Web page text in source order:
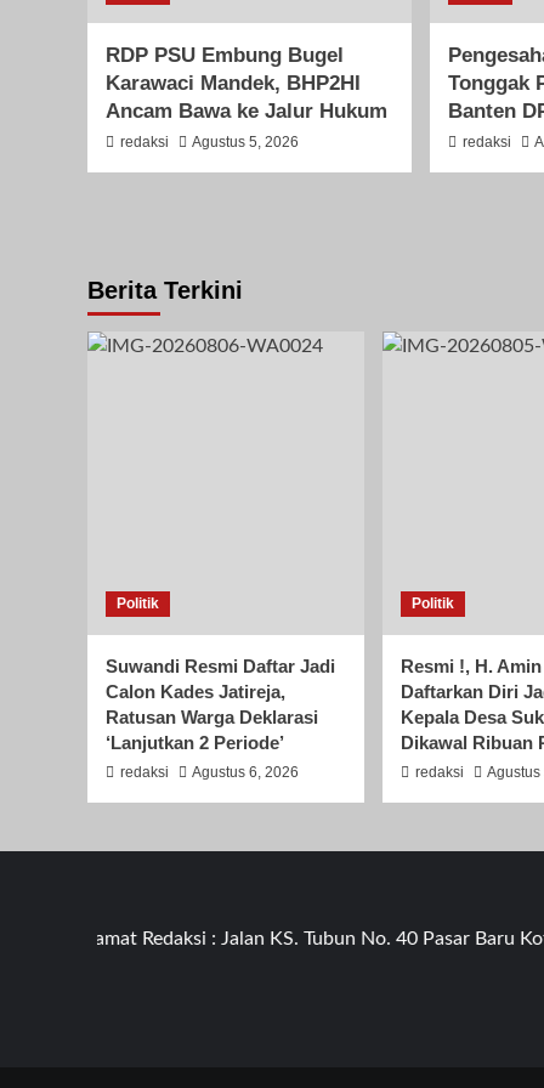
RDP PSU Embung Bugel
Karawaci Mandek, BHP2HI
Ancam Bawa ke Jalur Hukum
redaksi Agustus 5, 2026
Tonggak
Banten
redaksi
Berita Terkini
Politik
Suwandi Resmi Daftar Jadi
Calon Kades Jatireja,
Ratusan Warga Deklarasi
‘Lanjutkan 2 Periode’
redaksi Agustus 6, 2026
Politik
Resmi !, H.
Daftarkan Diri
Kepala Desa
Dikawal Ribuan
redaksi Agustus
Alamat Redaksi : Jalan KS. Tubun No. 40 Pasar Baru Kota